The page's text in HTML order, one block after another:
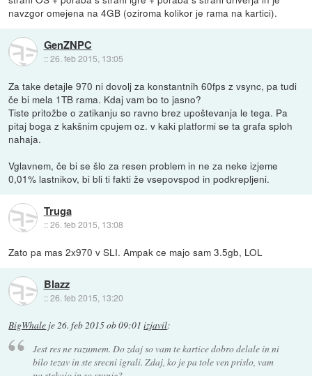
navzgor omejena na 4GB (oziroma kolikor je rama na kartici).
GenZNPC
::26. feb 2015, 13:05
Za take detajle 970 ni dovolj za konstantnih 60fps z vsync, pa tudi
če bi mela 1TB rama. Kdaj vam bo to jasno?
Tiste pritožbe o zatikanju so ravno brez upoštevanja le tega. Pa
pitaj boga z kakšnim cpujem oz. v kaki platformi se ta grafa sploh
nahaja.
Vglavnem, če bi se šlo za resen problem in ne za neke izjeme
0,01% lastnikov, bi bli ti fakti že vsepovspod in podkrepljeni.
Truga
::26. feb 2015, 13:08
Zato pa mas 2x970 v SLI. Ampak ce majo sam 3.5gb, LOL
Blazz
::26. feb 2015, 13:20
BigWhale je26. feb 2015 ob 09:01 izjavil:
Jest res ne razumem. Do zdaj so vam te kartice dobro delale in ni
bilo tezav in ste srecni igrali. Zdaj, ko je pa tole ven prislo, vam